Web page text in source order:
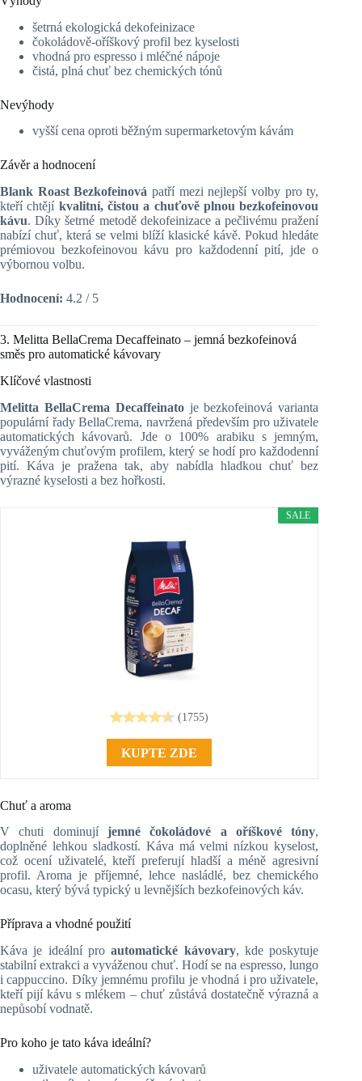
šetrná ekologická dekofeinizace
čokoládově‑oříškový profil bez kyselosti
vhodná pro espresso i mléčné nápoje
čistá, plná chuť bez chemických tónů
Nevýhody
vyšší cena oproti běžným supermarketovým kávám
Závěr a hodnocení
Blank Roast Bezkofeinová patří mezi nejlepší volby pro ty,
kteří chtějí kvalitní, čistou a chuťově plnou bezkofeinovou
kávu. Díky šetrné metodě dekofeinizace a pečlivému pražení
nabízí chuť, která se velmi blíží klasické kávě. Pokud hledáte
prémiovou bezkofeinovou kávu pro každodenní pití, jde o
výbornou volbu.
Hodnocení: 4.2 / 5
3. Melitta BellaCrema Decaffeinato – jemná bezkofeinová
směs pro automatické kávovary
Klíčové vlastnosti
Melitta BellaCrema Decaffeinatoje bezkofeinová varianta
populární řady BellaCrema, navržená především pro uživatele
automatických kávovarů. Jde o 100% arabiku s jemným,
vyváženým chuťovým profilem, který se hodí pro každodenní
pití. Káva je pražena tak, aby nabídla hladkou chuť bez
výrazné kyselosti a bez hořkosti.
SALE
(1755)
KUPTE ZDE
Chuť a aroma
V chuti dominují jemné čokoládové a oříškové tóny,
doplněné lehkou sladkostí. Káva má velmi nízkou kyselost,
což ocení uživatelé, kteří preferují hladší a méně agresivní
profil. Aroma je příjemné, lehce nasládlé, bez chemického
ocasu, který bývá typický u levnějších bezkofeinových káv.
Příprava a vhodné použití
Káva je ideální proautomatické kávovary, kde poskytuje
stabilní extrakci a vyváženou chuť. Hodí se na espresso, lungo
i cappuccino. Díky jemnému profilu je vhodná i pro uživatele,
kteří pijí kávu s mlékem – chuť zůstává dostatečně výrazná a
nepůsobí vodnatě.
Pro koho je tato káva ideální?
uživatele automatických kávovarů